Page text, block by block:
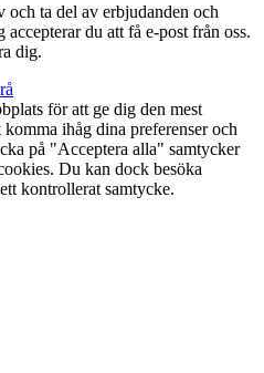
ta del av erbjudanden och
du att få e-post från oss.
dig.
för att ge dig den mest
ihåg dina preferenser och
på "Acceptera alla" samtycker
Du kan dock besöka
kontrollerat samtycke.